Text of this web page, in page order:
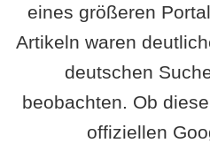
eines größeren
Artikeln waren
deutschen
beobachten. Ob
offiziellen